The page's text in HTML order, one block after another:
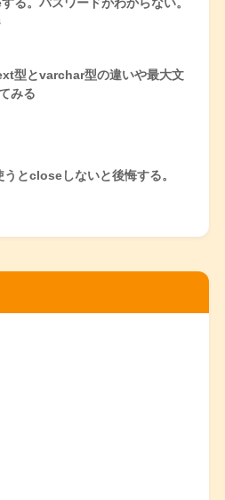
型とvarchar型の違いや最大文
みる
とcloseしないと後悔する。